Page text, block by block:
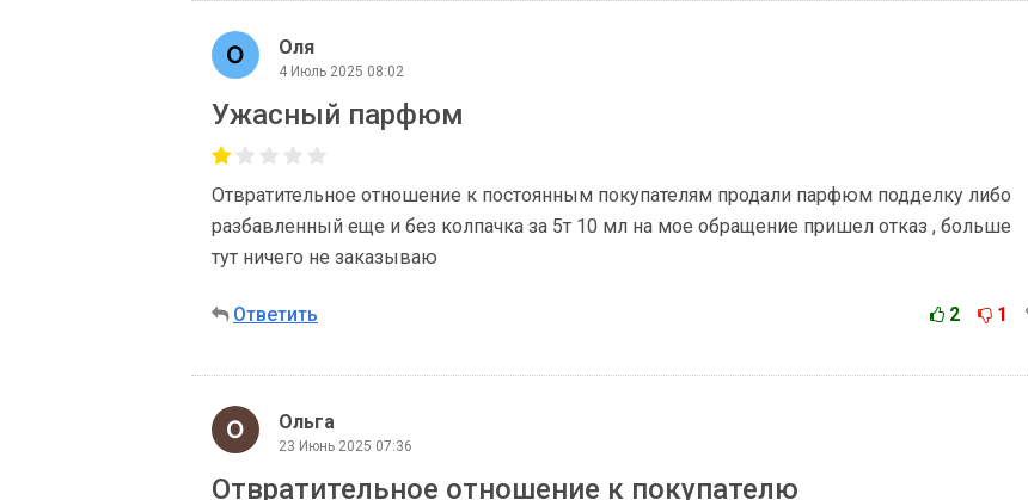
Оля
4 Июль 2025 08:02
Ужасный парфюм
Отвратительное отношение к постоянным покупателям продали парфюм подделку либо
разбавленный еще и без колпачка за 5т 10 мл на мое обращение пришел отказ , больше
тут ничего не заказываю
Ответить 2 1
Ольга
23 Июнь 2025 07:36
Отвратительное отношение к покупателю